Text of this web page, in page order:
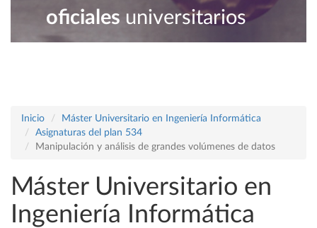
oficiales universitarios
Inicio
Máster Universitario en Ingeniería Informática
Asignaturas del plan 534
Manipulación y análisis de grandes volúmenes de datos
Máster Universitario en
Ingeniería Informática